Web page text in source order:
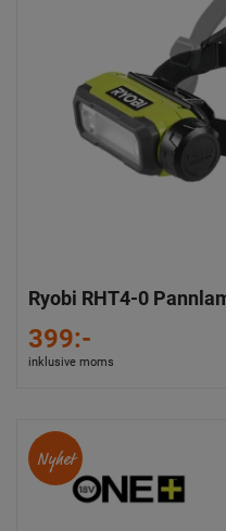
Ryobi RHT4-0
399:-
inklusive moms
Nyhet